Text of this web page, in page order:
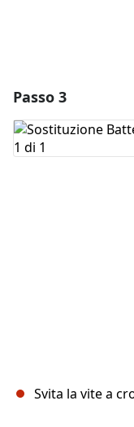
Aggiungi
Passo 3
Svita la vite a